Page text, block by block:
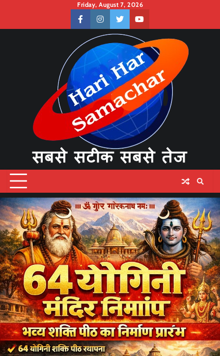
content
Friday, August 7, 2026
facebookinstagramtwitteryoutube